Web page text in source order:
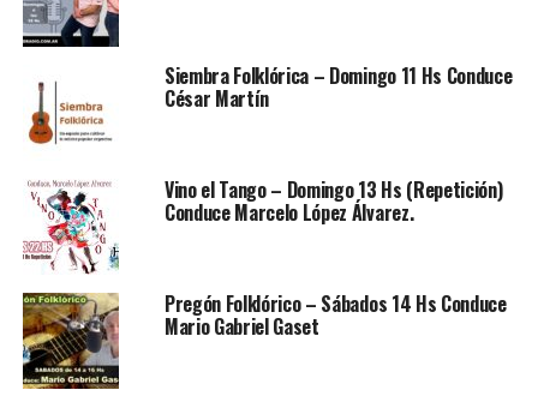
Siembra Folklórica – Domingo 11 Hs Conduce
César Martín
Vino el Tango – Domingo 13 Hs (Repetición)
Conduce Marcelo López Álvarez.
Pregón Folklórico – Sábados 14 Hs Conduce
Mario Gabriel Gaset